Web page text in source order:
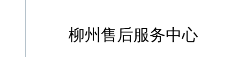
柳州售后服务中心